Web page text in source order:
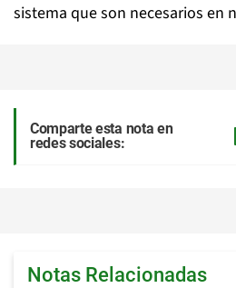
sistema que son necesarios en
Comparte esta nota en
redes sociales:
Notas Relacionadas